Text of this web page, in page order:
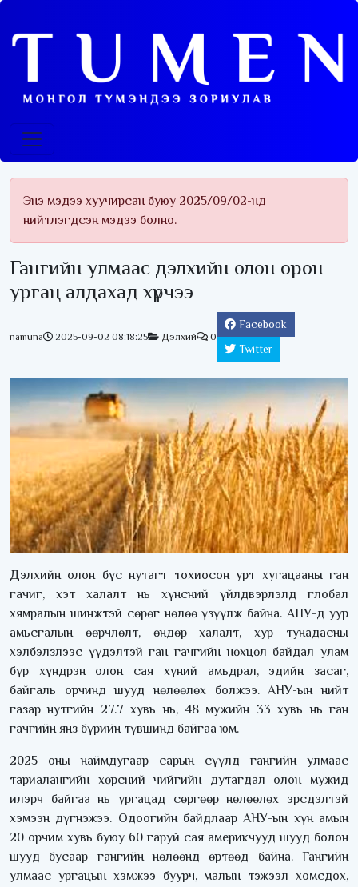
Энэ мэдээ хуучирсан буюу 2025/09/02-нд
нийтлэгдсэн мэдээ болно.
Гангийн улмаас дэлхийн олон орон
ургац алдахад хүрчээ
namuna 2025-09-02 08:18:25 Дэлхий 0
Facebook
Twitter
Дэлхийн олон бүс нутагт тохиосон урт хугацааны ган
гачиг, хэт халалт нь хүнсний үйлдвэрлэлд глобал
хямралын шинжтэй сөрөг нөлөө үзүүлж байна. АНУ-д уур
амьсгалын өөрчлөлт, өндөр халалт, хур тунадасны
хэлбэлзлээс үүдэлтэй ган гачгийн нөхцөл байдал улам
бүр хүндрэн олон сая хүний амьдрал, эдийн засаг,
байгаль орчинд шууд нөлөөлөх болжээ. АНУ-ын нийт
газар нутгийн 27.7 хувь нь, 48 мужийн 33 хувь нь ган
гачгийн янз бүрийн түвшинд байгаа юм.
2025 оны наймдугаар сарын сүүлд гангийн улмаас
тариалангийн хөрсний чийгийн дутагдал олон мужид
илэрч байгаа нь ургацад сөргөөр нөлөөлөх эрсдэлтэй
хэмээн дүгнэжээ. Одоогийн байдлаар АНУ-ын хүн амын
20 орчим хувь буюу 60 гаруй сая америкчууд шууд болон
шууд бусаар гангийн нөлөөнд өртөөд байна. Гангийн
улмаас ургацын хэмжээ буурч, малын тэжээл хомсдох,